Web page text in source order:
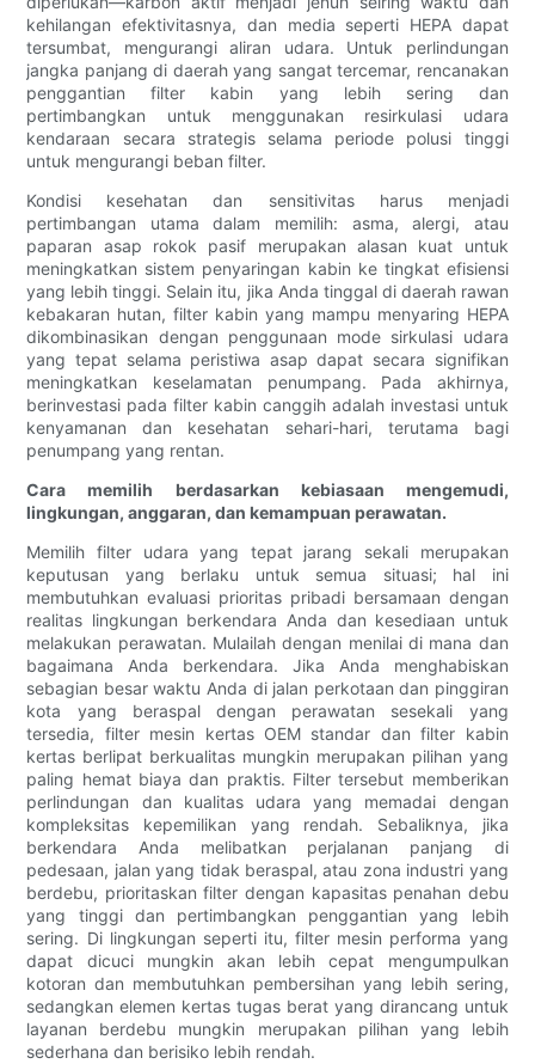
kehilangan efektivitasnya, dan media seperti HEPA dapat
tersumbat, mengurangi aliran udara. Untuk perlindungan
jangka panjang di daerah yang sangat tercemar, rencanakan
penggantian filter kabin yang lebih sering dan
pertimbangkan untuk menggunakan resirkulasi udara
kendaraan secara strategis selama periode polusi tinggi
untuk mengurangi beban filter.
Kondisi kesehatan dan sensitivitas harus menjadi
pertimbangan utama dalam memilih: asma, alergi, atau
paparan asap rokok pasif merupakan alasan kuat untuk
meningkatkan sistem penyaringan kabin ke tingkat efisiensi
yang lebih tinggi. Selain itu, jika Anda tinggal di daerah rawan
kebakaran hutan, filter kabin yang mampu menyaring HEPA
dikombinasikan dengan penggunaan mode sirkulasi udara
yang tepat selama peristiwa asap dapat secara signifikan
meningkatkan keselamatan penumpang. Pada akhirnya,
berinvestasi pada filter kabin canggih adalah investasi untuk
kenyamanan dan kesehatan sehari-hari, terutama bagi
penumpang yang rentan.
Cara memilih berdasarkan kebiasaan mengemudi,
lingkungan, anggaran, dan kemampuan perawatan.
Memilih filter udara yang tepat jarang sekali merupakan
keputusan yang berlaku untuk semua situasi; hal ini
membutuhkan evaluasi prioritas pribadi bersamaan dengan
realitas lingkungan berkendara Anda dan kesediaan untuk
melakukan perawatan. Mulailah dengan menilai di mana dan
bagaimana Anda berkendara. Jika Anda menghabiskan
sebagian besar waktu Anda di jalan perkotaan dan pinggiran
kota yang beraspal dengan perawatan sesekali yang
tersedia, filter mesin kertas OEM standar dan filter kabin
kertas berlipat berkualitas mungkin merupakan pilihan yang
paling hemat biaya dan praktis. Filter tersebut memberikan
perlindungan dan kualitas udara yang memadai dengan
kompleksitas kepemilikan yang rendah. Sebaliknya, jika
berkendara Anda melibatkan perjalanan panjang di
pedesaan, jalan yang tidak beraspal, atau zona industri yang
berdebu, prioritaskan filter dengan kapasitas penahan debu
yang tinggi dan pertimbangkan penggantian yang lebih
sering. Di lingkungan seperti itu, filter mesin performa yang
dapat dicuci mungkin akan lebih cepat mengumpulkan
kotoran dan membutuhkan pembersihan yang lebih sering,
sedangkan elemen kertas tugas berat yang dirancang untuk
layanan berdebu mungkin merupakan pilihan yang lebih
sederhana dan berisiko lebih rendah.